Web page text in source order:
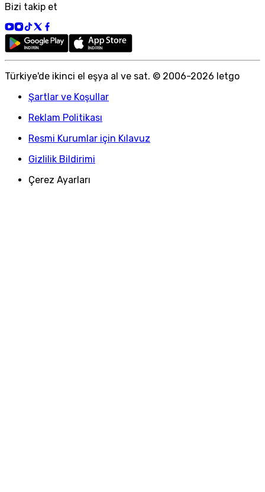
Bizi takip et
Türkiye'de ikinci el eşya al ve sat. © 2006-2026 letgo
Şartlar ve Koşullar
Reklam Politikası
Resmi Kurumlar için Kılavuz
Gizlilik Bildirimi
Çerez Ayarları